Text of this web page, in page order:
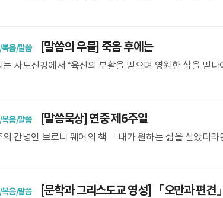
. 사람은 뛰어난 현인이 아닌 이상, 제 입장의 앎에만 충
음/말씀[말씀의 우물] 죽음 후에는
는 사도신경에서 “육신의 부활을 믿으며 영원한 삶을 믿
. “죽은 육신이 어떻게 부활할 수 있는가? 부활한 사람
음/말씀[말씀묵상] 연중 제6주일
의 간병인 브로니 웨어의 책 「내가 원하는 삶을 살았더
지’가 나옵니다. 그 내용은 아래와 같습니다. 1) 나 자신
음/말씀[문학과 그리스도교 영성] 「오만과 편견